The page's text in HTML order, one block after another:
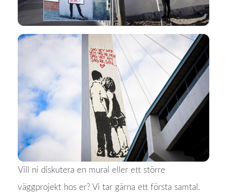
Vill ni diskutera en mural eller ett större
väggprojekt hos er? Vi tar gärna ett första samtal.